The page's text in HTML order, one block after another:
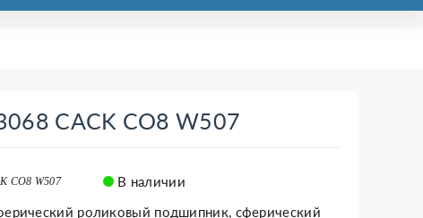
CACK CO8 W507
CO8 W507
В наличии
роликовый подшипник, сферический